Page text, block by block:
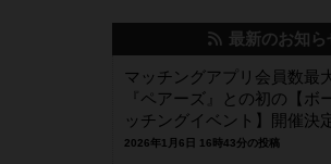
最新のお知ら
マッチングアプリ会員数最
『ペアーズ』との初の【ボ
ッチングイベント】開催決
2026年1月6日 16時43分の投稿